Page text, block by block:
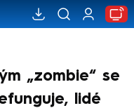
„zombie“ se
lidé